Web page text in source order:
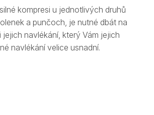
kompresi u jednotlivých druhů
a punčoch, je nutné dbát na
navlékání, který Vám jejich
navlékání velice usnadní.